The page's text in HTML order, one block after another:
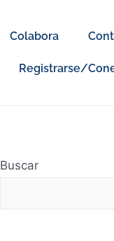
Colabora
Registrarse/
Buscar